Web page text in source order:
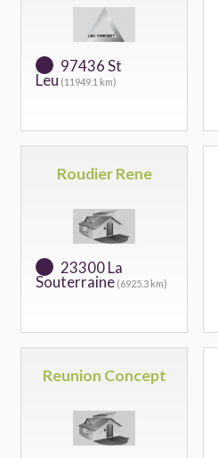
97436 St
Leu (11949.1 km)
Roudier Rene
23300 La
Souterraine (6925.3 km)
Reunion Concept